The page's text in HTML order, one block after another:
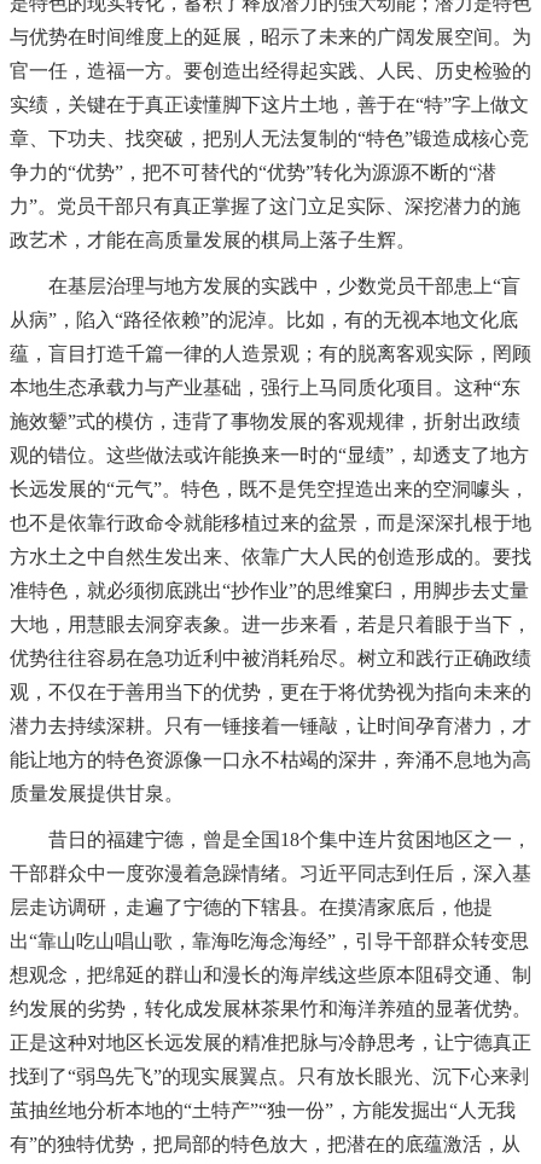
与优势在时间维度上的延展，昭示了未来的广阔发展空间。为
官一任，造福一方。要创造出经得起实践、人民、历史检验的
实绩，关键在于真正读懂脚下这片土地，善于在“特”字上做文
章、下功夫、找突破，把别人无法复制的“特色”锻造成核心竞
争力的“优势”，把不可替代的“优势”转化为源源不断的“潜
力”。党员干部只有真正掌握了这门立足实际、深挖潜力的施
政艺术，才能在高质量发展的棋局上落子生辉。
在基层治理与地方发展的实践中，少数党员干部患上“盲
从病”，陷入“路径依赖”的泥淖。比如，有的无视本地文化底
蕴，盲目打造千篇一律的人造景观；有的脱离客观实际，罔顾
本地生态承载力与产业基础，强行上马同质化项目。这种“东
施效颦”式的模仿，违背了事物发展的客观规律，折射出政绩
观的错位。这些做法或许能换来一时的“显绩”，却透支了地方
长远发展的“元气”。特色，既不是凭空捏造出来的空洞噱头，
也不是依靠行政命令就能移植过来的盆景，而是深深扎根于地
方水土之中自然生发出来、依靠广大人民的创造形成的。要找
准特色，就必须彻底跳出“抄作业”的思维窠臼，用脚步去丈量
大地，用慧眼去洞穿表象。进一步来看，若是只着眼于当下，
优势往往容易在急功近利中被消耗殆尽。树立和践行正确政绩
观，不仅在于善用当下的优势，更在于将优势视为指向未来的
潜力去持续深耕。只有一锤接着一锤敲，让时间孕育潜力，才
能让地方的特色资源像一口永不枯竭的深井，奔涌不息地为高
质量发展提供甘泉。
昔日的福建宁德，曾是全国18个集中连片贫困地区之一，
干部群众中一度弥漫着急躁情绪。习近平同志到任后，深入基
层走访调研，走遍了宁德的下辖县。在摸清家底后，他提
出“靠山吃山唱山歌，靠海吃海念海经”，引导干部群众转变思
想观念，把绵延的群山和漫长的海岸线这些原本阻碍交通、制
约发展的劣势，转化成发展林茶果竹和海洋养殖的显著优势。
正是这种对地区长远发展的精准把脉与冷静思考，让宁德真正
找到了“弱鸟先飞”的现实展翼点。只有放长眼光、沉下心来剥
茧抽丝地分析本地的“土特产”“独一份”，方能发掘出“人无我
有”的独特优势，把局部的特色放大，把潜在的底蕴激活，从